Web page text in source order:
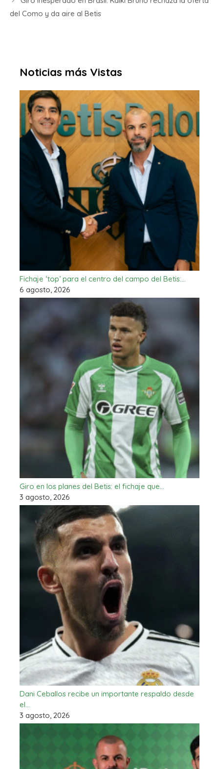
del Como y da aire al Betis
Noticias más Vistas
Fichaje ‘top’ para el centro del campo del Betis:…
6 agosto, 2026
Giro en los planes del Betis: el fichaje que…
3 agosto, 2026
Dani Ceballos recibe un importante respaldo desde
el…
3 agosto, 2026